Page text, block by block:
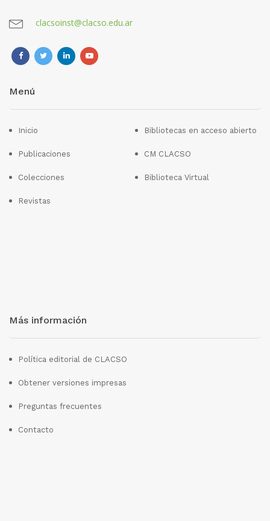
clacsoinst@clacso.edu.ar
Menú
Inicio
Publicaciones
Colecciones
Revistas
Bibliotecas en acceso abierto
CM CLACSO
Biblioteca Virtual
Más información
Política editorial de CLACSO
Obtener versiones impresas
Preguntas frecuentes
Contacto